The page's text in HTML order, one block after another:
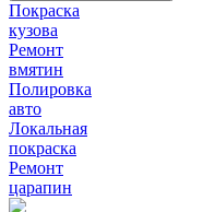
Покраска
кузова
Ремонт
вмятин
Полировка
авто
Локальная
покраска
Ремонт
царапин